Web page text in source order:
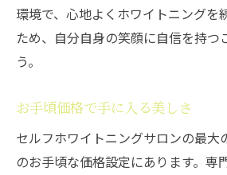
環境で、心地よくホワイトニングを
ため、自分自身の笑顔に自信を持つ
う。
お手頃価格で手に入る美しさ
セルフホワイトニングサロンの最大
のお手頃な価格設定にあります。専